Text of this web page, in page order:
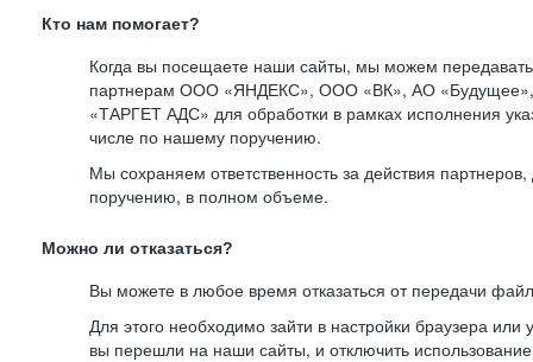
Кто нам помогает?
Когда вы посещаете наши сайты, мы можем
партнерам ООО «ЯНДЕКС», ООО «ВК», АО
«ТАРГЕТ АДС» для обработки в рамках исполнения
числе по нашему поручению.
Мы сохраняем ответственность за действия
поручению, в полном объеме.
Можно ли отказаться?
Вы можете в любое время отказаться от передачи
Для этого необходимо зайти в настройки браузера или
вы перешли на наши сайты, и отключить